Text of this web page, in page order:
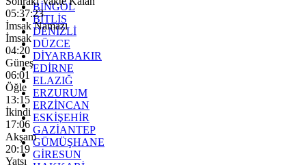
BİNGÖL
BİTLİS
DENİZLİ
DÜZCE
DİYARBAKIR
EDİRNE
ELAZIĞ
ERZURUM
ERZİNCAN
ESKİŞEHİR
GAZİANTEP
GÜMÜŞHANE
GİRESUN
05:37:21
İmsak Namazı
İmsak
04:20
Güneş
06:01
Öğle
13:15
İkindi
17:06
Akşam
20:19
Yatsı